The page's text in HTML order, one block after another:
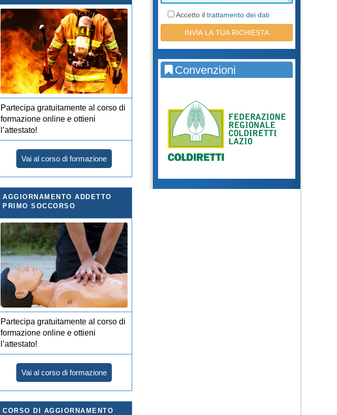
Partecipa gratuitamente al corso di
formazione online e ottieni
l’attestato!
Vai al corso di formazione
AGGIORNAMENTO ADDETTO
PRIMO SOCCORSO
Partecipa gratuitamente al corso di
formazione online e ottieni
l’attestato!
Vai al corso di formazione
CORSO DI AGGIORNAMENTO
Accetto il trattamento dei dati
Convenzioni